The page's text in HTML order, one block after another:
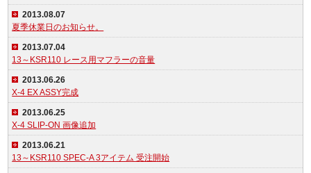
2013.08.07
夏季休業日のお知らせ。
2013.07.04
13～KSR110 レース用マフラーの音量
2013.06.26
X-4 EX ASSY完成
2013.06.25
X-4 SLIP-ON 画像追加
2013.06.21
13～KSR110 SPEC-A 3アイテム 受注開始